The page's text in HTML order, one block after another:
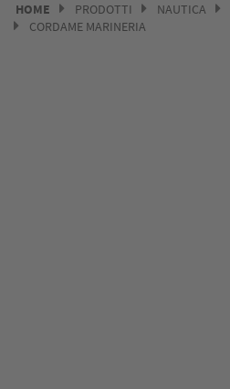
HOME PRODOTTI NAUTICA
CORDAME MARINERIA